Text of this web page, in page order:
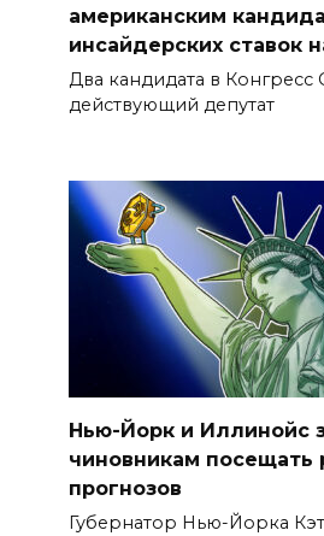
американским
инсайдерских ставок
Два кандидата в
действующий депутат
Нью-Йорк и Иллинойс
чиновникам посещать
прогнозов
Губернатор Нью-Йорка